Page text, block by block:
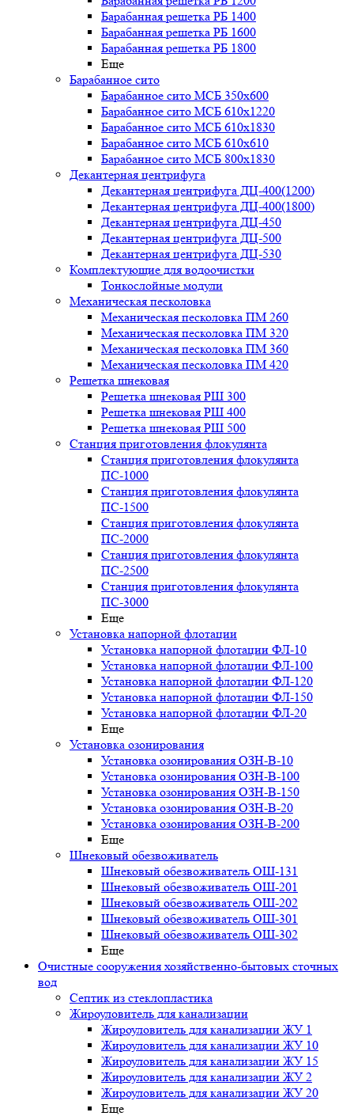
Барабанная решетка РБ 1400
Барабанная решетка РБ 1600
Барабанная решетка РБ 1800
Еще
Барабанное сито
Барабанное сито МСБ 350x600
Барабанное сито МСБ 610x1220
Барабанное сито МСБ 610x1830
Барабанное сито МСБ 610x610
Барабанное сито МСБ 800x1830
Декантерная центрифуга
Декантерная центрифуга ДЦ-400(1200)
Декантерная центрифуга ДЦ-400(1800)
Декантерная центрифуга ДЦ-450
Декантерная центрифуга ДЦ-500
Декантерная центрифуга ДЦ-530
Комплектующие для водоочистки
Тонкослойные модули
Механическая песколовка
Механическая песколовка ПM 260
Механическая песколовка ПM 320
Механическая песколовка ПM 360
Механическая песколовка ПM 420
Решетка шнековая
Решетка шнековая РШ 300
Решетка шнековая РШ 400
Решетка шнековая РШ 500
Станция приготовления флокулянта
Станция приготовления флокулянта
ПС-1000
Станция приготовления флокулянта
ПС-1500
Станция приготовления флокулянта
ПС-2000
Станция приготовления флокулянта
ПС-2500
Станция приготовления флокулянта
ПС-3000
Еще
Установка напорной флотации
Установка напорной флотации ФЛ-10
Установка напорной флотации ФЛ-100
Установка напорной флотации ФЛ-120
Установка напорной флотации ФЛ-150
Установка напорной флотации ФЛ-20
Еще
Установка озонирования
Установка озонирования ОЗН-В-10
Установка озонирования ОЗН-В-100
Установка озонирования ОЗН-В-150
Установка озонирования ОЗН-В-20
Установка озонирования ОЗН-В-200
Еще
Шнековый обезвоживатель
Шнековый обезвоживатель ОШ-131
Шнековый обезвоживатель ОШ-201
Шнековый обезвоживатель ОШ-202
Шнековый обезвоживатель ОШ-301
Шнековый обезвоживатель ОШ-302
Еще
Очистные сооружения хозяйственно-бытовых сточных
вод
Септик из стеклопластика
Жироуловитель для канализации
Жироуловитель для канализации ЖУ 1
Жироуловитель для канализации ЖУ 10
Жироуловитель для канализации ЖУ 15
Жироуловитель для канализации ЖУ 2
Жироуловитель для канализации ЖУ 20
Еще